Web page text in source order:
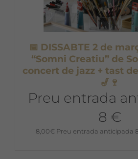
📅 DISSABTE 2 de
“Somni Creatiu” de
concert de jazz + tast
🎷🍷
Preu entrada
8 €
8,00€ Preu entrada anticipada